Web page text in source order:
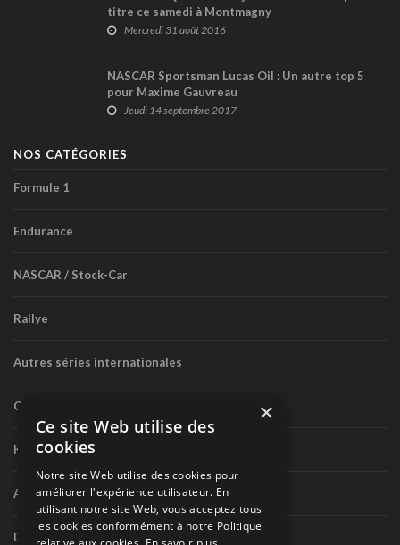
titre ce samedi à Montmagny
Mercredi 31 août 2016
NASCAR Sportsman Lucas Oil : Un autre top 5
pour Maxime Gauvreau
Jeudi 14 septembre 2017
NOS CATÉGORIES
Formule 1
Endurance
NASCAR / Stock-Car
Rallye
Autres séries internationales
Circuit routier canadien
Karting
Autres séries nationales
Divers
×
Ce site Web utilise des
cookies
Notre site Web utilise des cookies pour
améliorer l'expérience utilisateur. En
utilisant notre site Web, vous acceptez tous
les cookies conformément à notre Politique